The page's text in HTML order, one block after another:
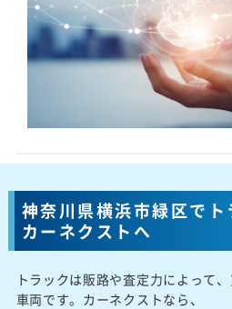
神奈川県横浜市緑区で
カーネクストへ
トラックは販路や査定力によって
車両です。カーネクストなら、